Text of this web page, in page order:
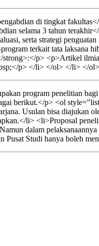
di tingkat
selama 3 tahun
serta strategi
terkait tata laksana
p> <p>Artikel
p> </li> </ol> </li> </ol>
program penelitian
berikut.</p> <ol
Usulan bisa diajukan
li> <li>Proposal
dalam
Studi hanya boleh